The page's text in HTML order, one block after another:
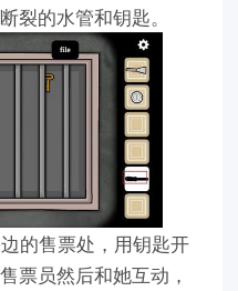
裂的水管和钥匙。
的售票处，用钥匙开
票员然后和她互动，